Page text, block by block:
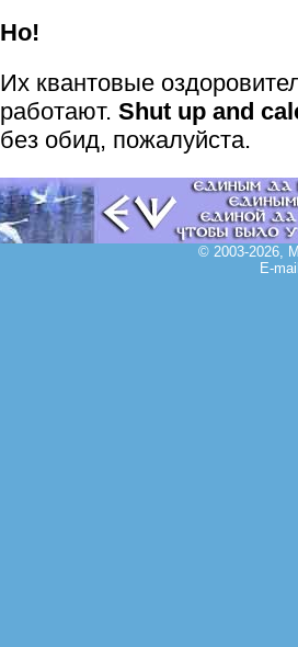
Но!
Их квантовые
работают. Shut up and
без обид, пожалуйста.
© 2003-2026,
E-